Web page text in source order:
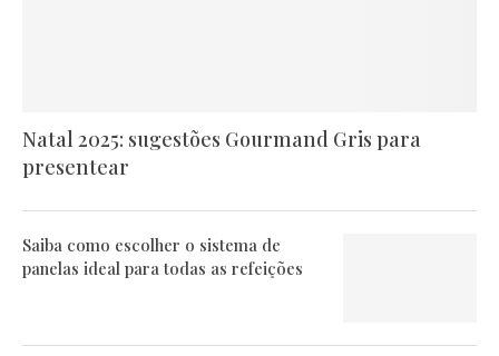
Natal 2025: sugestões Gourmand Gris para
presentear
Saiba como escolher o sistema de
panelas ideal para todas as refeições